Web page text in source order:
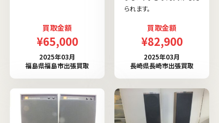
買取金額
¥65,000
2025年03月
福島県福島市出張買取
られます。
買取金額
¥82,900
2025年03月
長崎県長崎市出張買取